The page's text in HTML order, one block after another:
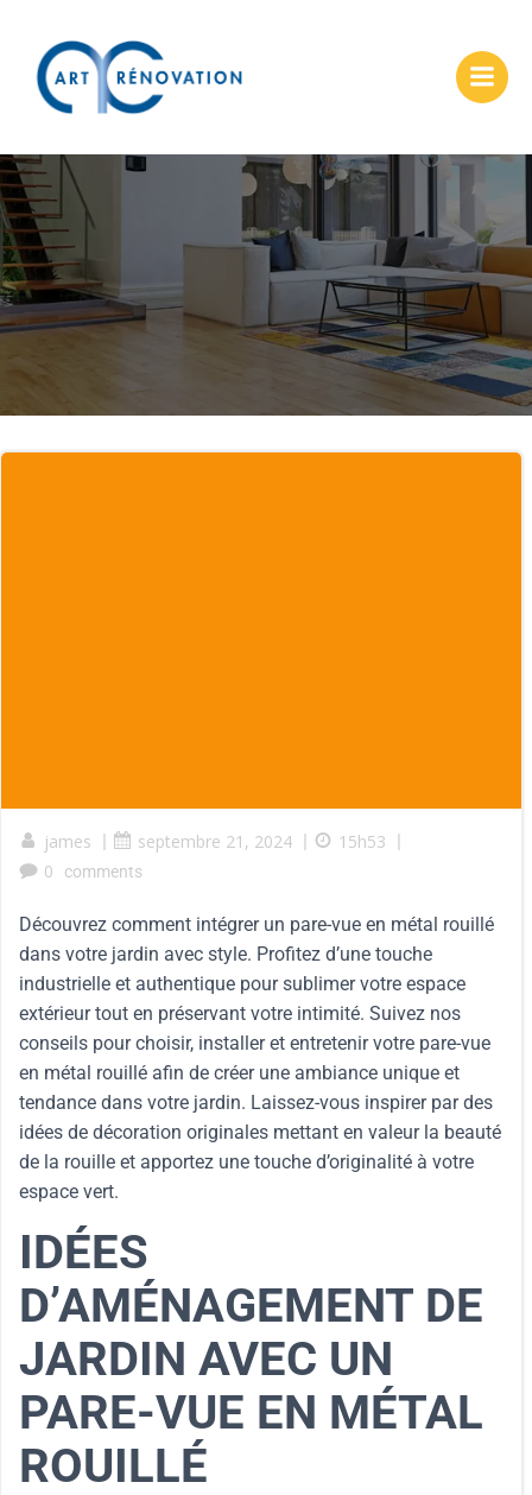
james | septembre 21, 2024 | 15h53 |
0
comments
Découvrez comment intégrer un pare-vue en métal rouillé
dans votre jardin avec style. Profitez d’une touche
industrielle et authentique pour sublimer votre espace
extérieur tout en préservant votre intimité. Suivez nos
conseils pour choisir, installer et entretenir votre pare-vue
en métal rouillé afin de créer une ambiance unique et
tendance dans votre jardin. Laissez-vous inspirer par des
idées de décoration originales mettant en valeur la beauté
de la rouille et apportez une touche d’originalité à votre
espace vert.
IDÉES
D’AMÉNAGEMENT DE
JARDIN AVEC UN
PARE-VUE EN MÉTAL
ROUILLÉ